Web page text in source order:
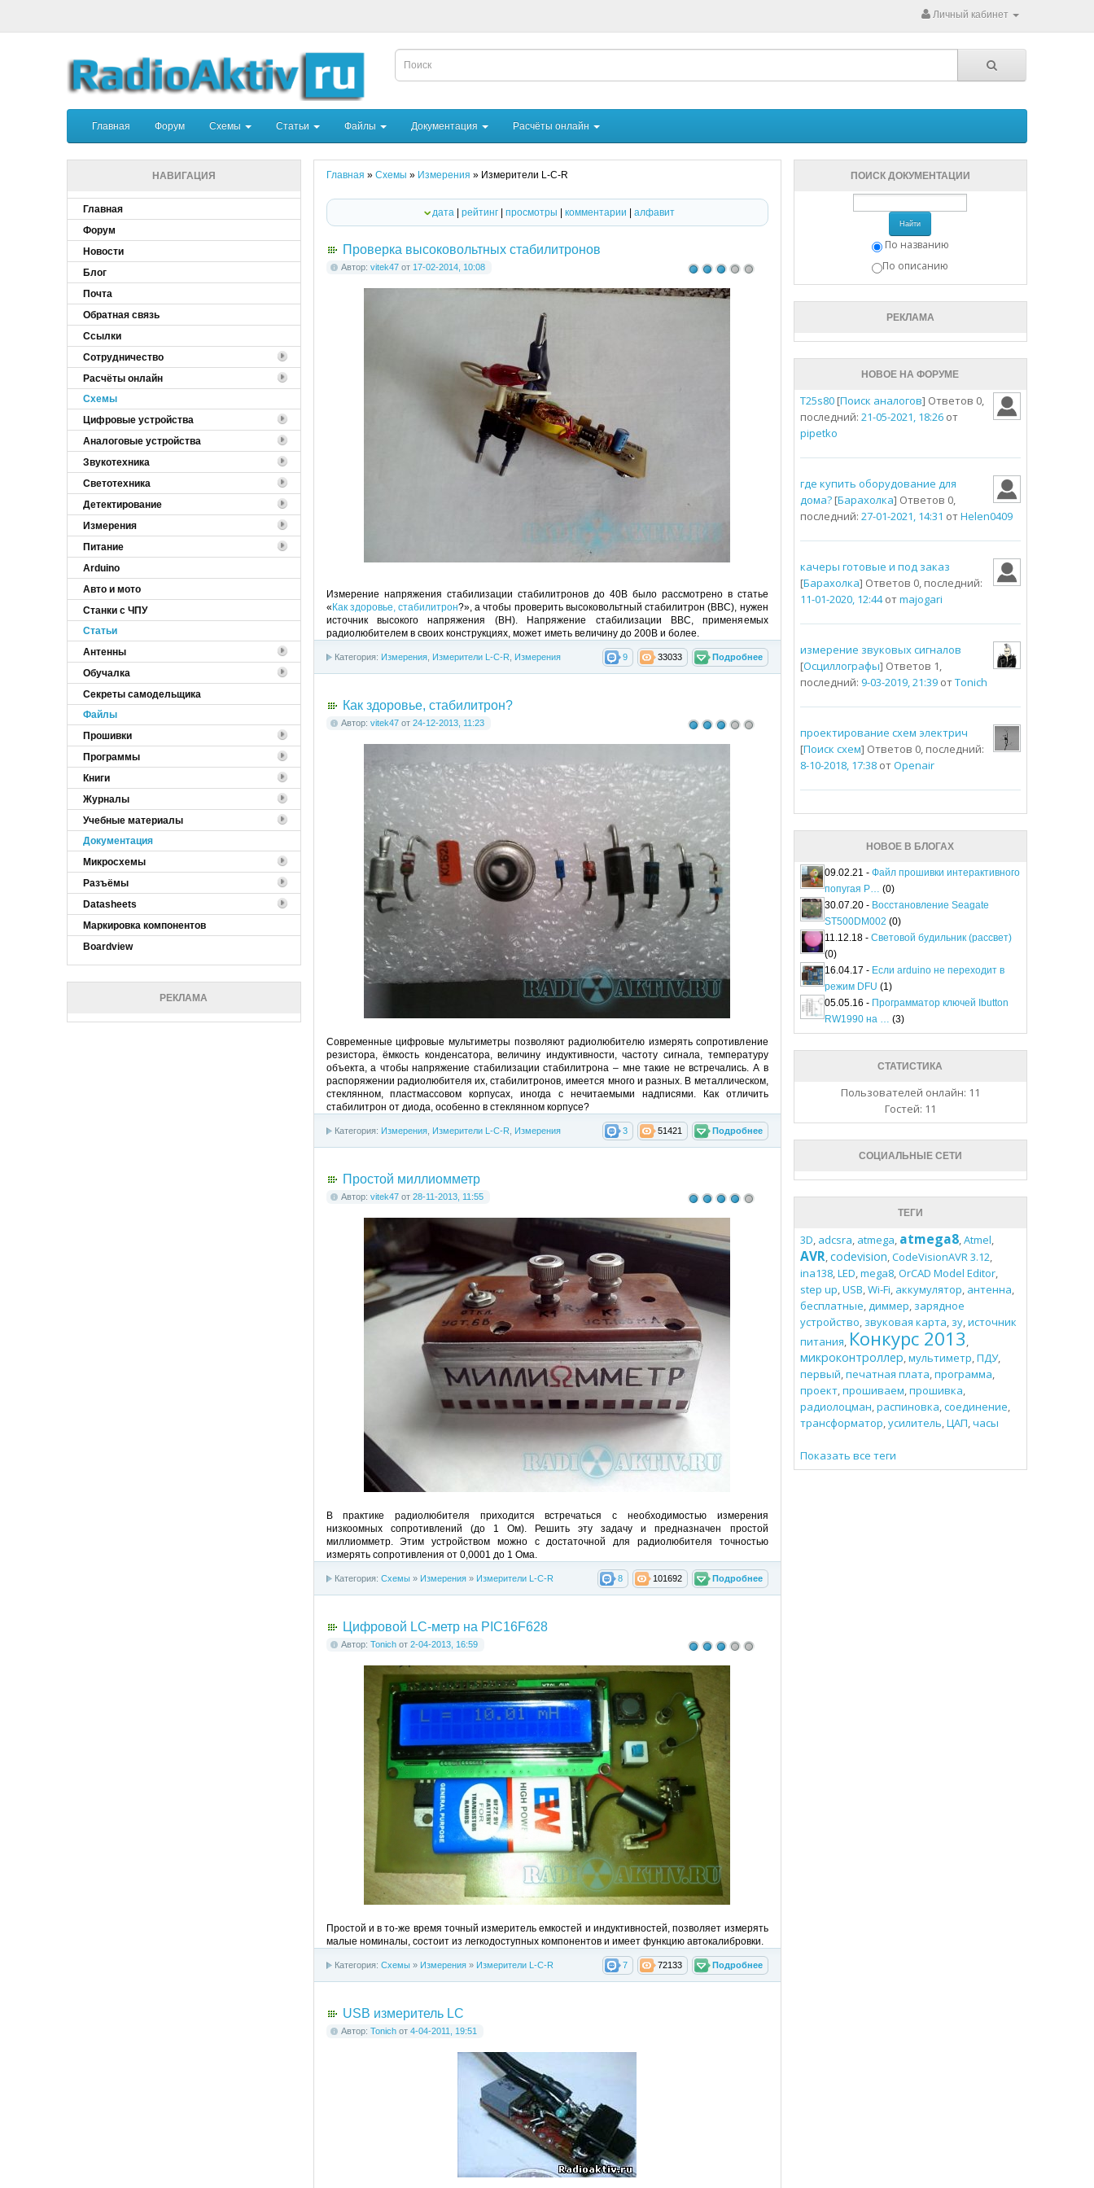
Личный кабинет
Главная Форум Схемы Статьи Файлы Документация Расчёты онлайн
НАВИГАЦИЯ
Главная
Форум
Новости
Блог
Почта
Обратная связь
Ссылки
Сотрудничество
Расчёты онлайн
Cхемы
Цифровые устройства
Аналоговые устройства
Звукотехника
Светотехника
Детектирование
Измерения
Питание
Arduino
Авто и мото
Станки с ЧПУ
Статьи
Антенны
Обучалка
Секреты самодельщика
Файлы
Прошивки
Программы
Книги
Журналы
Учебные материалы
Документация
Микросхемы
Разъёмы
Datasheets
Маркировка компонентов
Boardview
РЕКЛАМА
Главная » Схемы » Измерения » Измерители L-C-R
дата| рейтинг| просмотры комментарии алфавит
Проверка высоковольтных стабилитронов
Автор: vitek47от 17-02-2014, 10:08
Измерение напряжения стабилизации стабилитронов до 40В было рассмотрено в статье
«Как здоровье, стабилитрон?», а чтобы проверить высоковольтный стабилитрон (ВВС), нужен
источник высокого напряжения (ВН). Напряжение стабилизации ВВС, применяемых
радиолюбителем в своих конструкциях, может иметь величину до 200В и более.
Подробнее
33033
9
Категория: Измерения, Измерители L-C-R Измерения
Как здоровье, стабилитрон?
Автор: vitek47от 24-12-2013, 11:23
Современные цифровые мультиметры позволяют радиолюбителю измерять сопротивление
резистора, ёмкость конденсатора, величину индуктивности, частоту сигнала, температуру
объекта, а чтобы напряжение стабилизации стабилитрона – мне такие не встречались. А в
распоряжении радиолюбителя их, стабилитронов, имеется много и разных. В металлическом,
стеклянном, пластмассовом корпусах, иногда с нечитаемыми надписями. Как отличить
стабилитрон от диода, особенно в стеклянном корпусе?
Подробнее
51421
3
Категория: Измерения, Измерители L-C-R Измерения
Простой миллиомметр
Автор: vitek47от 28-11-2013, 11:55
В практике радиолюбителя приходится встречаться с необходимостью измерения
низкоомных сопротивлений (до 1 Ом). Решить эту задачу и предназначен простой
миллиомметр. Этим устройством можно с достаточной для радиолюбителя точностью
измерять сопротивления от 0,0001 до 1 Ома.
Подробнее
101692
8
Категория: Схемы» Измерения» Измерители L-C-R
Цифровой LC-метр на PIC16F628
Автор: Tonichот 2-04-2013, 16:59
Простой и в то-же время точный измеритель емкостей и индуктивностей, позволяет измерять
малые номиналы, состоит из легкодоступных компонентов и имеет функцию автокалибровки.
Подробнее
72133
7
Категория: Схемы» Измерения» Измерители L-C-R
USB измеритель LC
Автор: Tonichот 4-04-2011, 19:51
ПОИСК ДОКУМЕНТАЦИИ
Найти
По названию
По описанию
РЕКЛАМА
НОВОЕ НА ФОРУМЕ
T25s80[Поиск аналогов] Ответов 0,
последний: 21-05-2021, 18:26от
pipetko
где купить оборудование для
дома?[Барахолка] Ответов 0,
последний: 27-01-2021, 14:31 отHelen0409
качеры готовые и под заказ
[Барахолка] Ответов 0, последний:
11-01-2020, 12:44отmajogari
измерение звуковых сигналов
[Осциллографы] Ответов 1,
последний: 9-03-2019, 21:39отTonich
проектирование схем электрич
[Поиск схем] Ответов 0, последний:
8-10-2018, 17:38отOpenair
НОВОЕ В БЛОГАХ
09.02.21 - Файл прошивки интерактивного
попугая P… (0)
30.07.20 - Восстановление Seagate
ST500DM002 (0)
11.12.18 - Световой будильник (рассвет)
(0)
16.04.17 - Если arduino не переходит в
режим DFU (1)
05.05.16 - Программатор ключей Ibutton
RW1990 на … (3)
СТАТИСТИКА
Пользователей онлайн: 11
Гостей: 11
СОЦИАЛЬНЫЕ СЕТИ
ТЕГИ
3D, adcsra, atmega, atmega8,Atmel,
AVR,codevision,CodeVisionAVR 3.12,
ina138,LED,mega8,OrCAD Model Editor,
step up,USB,Wi-Fi, аккумулятор, антенна,
бесплатные,диммер, зарядное
устройство, звуковая карта, зу,источник
питания, Конкурс 2013,
микроконтроллер,мультиметр,ПДУ,
первый,печатная плата,программа,
проект,прошиваем,прошивка,
радиолоцман,распиновка,соединение,
трансформатор,усилитель,ЦАП,часы
Показать все теги